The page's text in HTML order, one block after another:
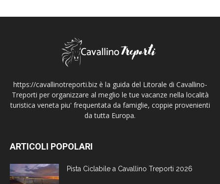
https://cavallinotreporti.biz è la guida del Litorale di Cavallino-
Treporti per organizzare al meglio le tue vacanze nella località
turistica veneta piu' frequentata da famiglie, coppie provenienti
da tutta Europa.
ARTICOLI POPOLARI
Pista Ciclabile a Cavallino Treporti 2026